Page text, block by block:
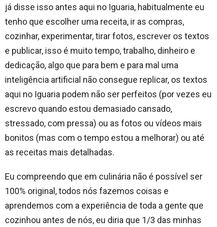
já disse isso antes aqui no Iguaria, habitualmente eu
tenho que escolher uma receita, ir as compras,
cozinhar, experimentar, tirar fotos, escrever os textos
e publicar, isso é muito tempo, trabalho, dinheiro e
dedicação, algo que para bem e para mal uma
inteligência artificial não consegue replicar, os textos
aqui no Iguaria podem não ser perfeitos (por vezes eu
escrevo quando estou demasiado cansado,
stressado, com pressa) ou as fotos ou vídeos mais
bonitos (mas com o tempo estou a melhorar) ou até
as receitas mais detalhadas.
Eu compreendo que em culinária não é possível ser
100% original, todos nós fazemos coisas e
aprendemos com a experiência de toda a gente que
cozinhou antes de nós, eu diria que 1/3 das minhas